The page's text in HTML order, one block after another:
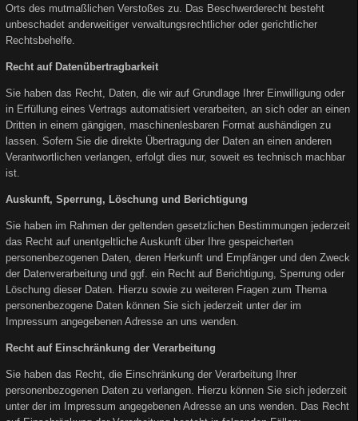
Orts des mutmaßlichen Verstoßes zu. Das Beschwerderecht besteht
unbeschadet anderweitiger verwaltungsrechtlicher oder gerichtlicher
Rechtsbehelfe.
Recht auf Datenübertragbarkeit
Sie haben das Recht, Daten, die wir auf Grundlage Ihrer Einwilligung oder
in Erfüllung eines Vertrags automatisiert verarbeiten, an sich oder an einen
Dritten in einem gängigen, maschinenlesbaren Format aushändigen zu
lassen. Sofern Sie die direkte Übertragung der Daten an einen anderen
Verantwortlichen verlangen, erfolgt dies nur, soweit es technisch machbar
ist.
Auskunft, Sperrung, Löschung und Berichtigung
Sie haben im Rahmen der geltenden gesetzlichen Bestimmungen jederzeit
das Recht auf unentgeltliche Auskunft über Ihre gespeicherten
personenbezogenen Daten, deren Herkunft und Empfänger und den Zweck
der Datenverarbeitung und ggf. ein Recht auf Berichtigung, Sperrung oder
Löschung dieser Daten. Hierzu sowie zu weiteren Fragen zum Thema
personenbezogene Daten können Sie sich jederzeit unter der im
Impressum angegebenen Adresse an uns wenden.
Recht auf Einschränkung der Verarbeitung
Sie haben das Recht, die Einschränkung der Verarbeitung Ihrer
personenbezogenen Daten zu verlangen. Hierzu können Sie sich jederzeit
unter der im Impressum angegebenen Adresse an uns wenden. Das Recht